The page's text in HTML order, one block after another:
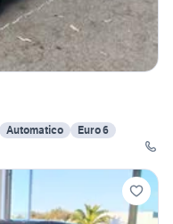
Automatico
Euro 6